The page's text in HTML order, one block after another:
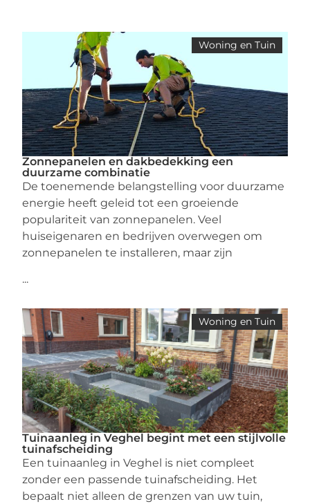
Woning en Tuin
Zonnepanelen en dakbedekking een
duurzame combinatie
De toenemende belangstelling voor duurzame
energie heeft geleid tot een groeiende
populariteit van zonnepanelen. Veel
huiseigenaren en bedrijven overwegen om
zonnepanelen te installeren, maar zijn
...
Woning en Tuin
Tuinaanleg in Veghel begint met een stijlvolle
tuinafscheiding
Een tuinaanleg in Veghel is niet compleet
zonder een passende tuinafscheiding. Het
bepaalt niet alleen de grenzen van uw tuin,